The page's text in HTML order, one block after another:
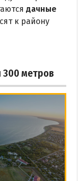
дачные
к району
метров